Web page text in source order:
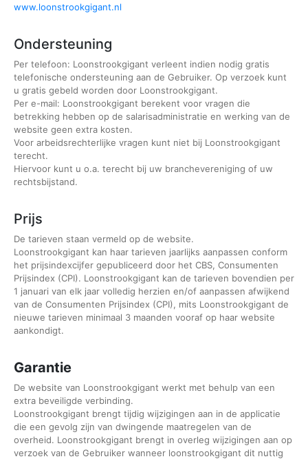
www.loonstrookgigant.nl
Ondersteuning
Per telefoon: Loonstrookgigant verleent indien nodig gratis
telefonische ondersteuning aan de Gebruiker. Op verzoek kunt
u gratis gebeld worden door Loonstrookgigant.
Per e-mail: Loonstrookgigant berekent voor vragen die
betrekking hebben op de salarisadministratie en werking van de
website geen extra kosten.
Voor arbeidsrechterlijke vragen kunt niet bij Loonstrookgigant
terecht.
Hiervoor kunt u o.a. terecht bij uw branchevereniging of uw
rechtsbijstand.
Prijs
De tarieven staan vermeld op de website.
Loonstrookgigant kan haar tarieven jaarlijks aanpassen conform
het prijsindexcijfer gepubliceerd door het CBS, Consumenten
Prijsindex (CPI). Loonstrookgigant kan de tarieven bovendien per
1 januari van elk jaar volledig herzien en/of aanpassen afwijkend
van de Consumenten Prijsindex (CPI), mits Loonstrookgigant de
nieuwe tarieven minimaal 3 maanden vooraf op haar website
aankondigt.
Garantie
De website van Loonstrookgigant werkt met behulp van een
extra beveiligde verbinding.
Loonstrookgigant brengt tijdig wijzigingen aan in de applicatie
die een gevolg zijn van dwingende maatregelen van de
overheid. Loonstrookgigant brengt in overleg wijzigingen aan op
verzoek van de Gebruiker wanneer loonstrookgigant dit nuttig